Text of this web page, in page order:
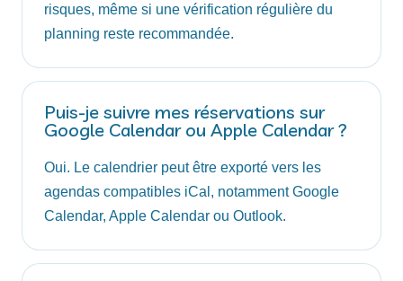
risques, même si une vérification régulière du
planning reste recommandée.
Puis-je suivre mes réservations sur
Google Calendar ou Apple Calendar ?
Oui. Le calendrier peut être exporté vers les
agendas compatibles iCal, notamment Google
Calendar, Apple Calendar ou Outlook.